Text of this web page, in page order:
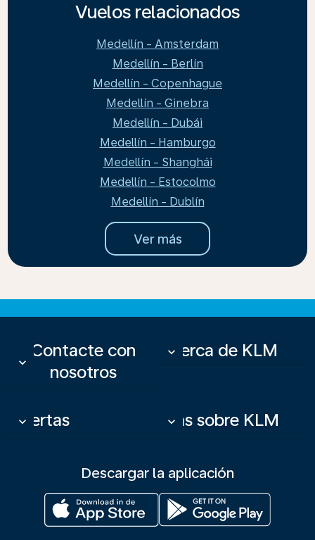
Vuelos relacionados
Medellín - Amsterdam
Medellín - Berlín
Medellín - Copenhague
Medellín - Ginebra
Medellín - Dubái
Medellín - Hamburgo
Medellín - Shanghái
Medellín - Estocolmo
Medellín - Dublín
Ver más
Contacte con
nosotros
keyboard_arrow_down
Acerca de KLM
keyboard_arrow_down
Ofertas
keyboard_arrow_down Más sobre KLM
keyboard_arrow_down
Descargar la aplicación